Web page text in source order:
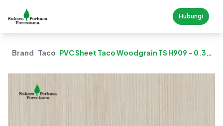
Hubungi
Brand Taco PVC Sheet Taco Woodgrain TS H909 – 0.3